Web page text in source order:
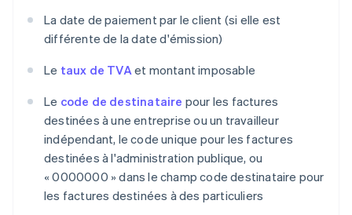
La date de paiement par le client (si elle est
différente de la date d'émission)
Le taux de TVAet montant imposable
Le code de destinataire pour les factures
destinées à une entreprise ou un travailleur
indépendant, le code unique pour les factures
destinées à l'administration publique, ou
« 0000000 » dans le champ code destinataire pour
les factures destinées à des particuliers